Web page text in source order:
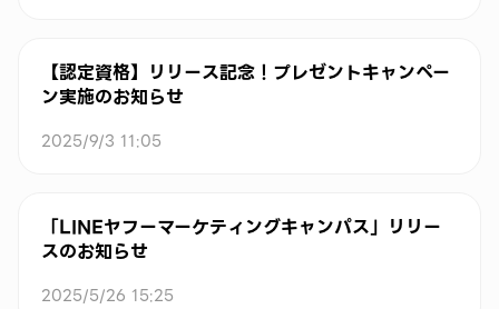
【認定資格】リリース記念！プレゼントキャンペー
ン実施のお知らせ
2025/9/3 11:05
「LINEヤフーマーケティングキャンパス」リリー
スのお知らせ
2025/5/26 15:25